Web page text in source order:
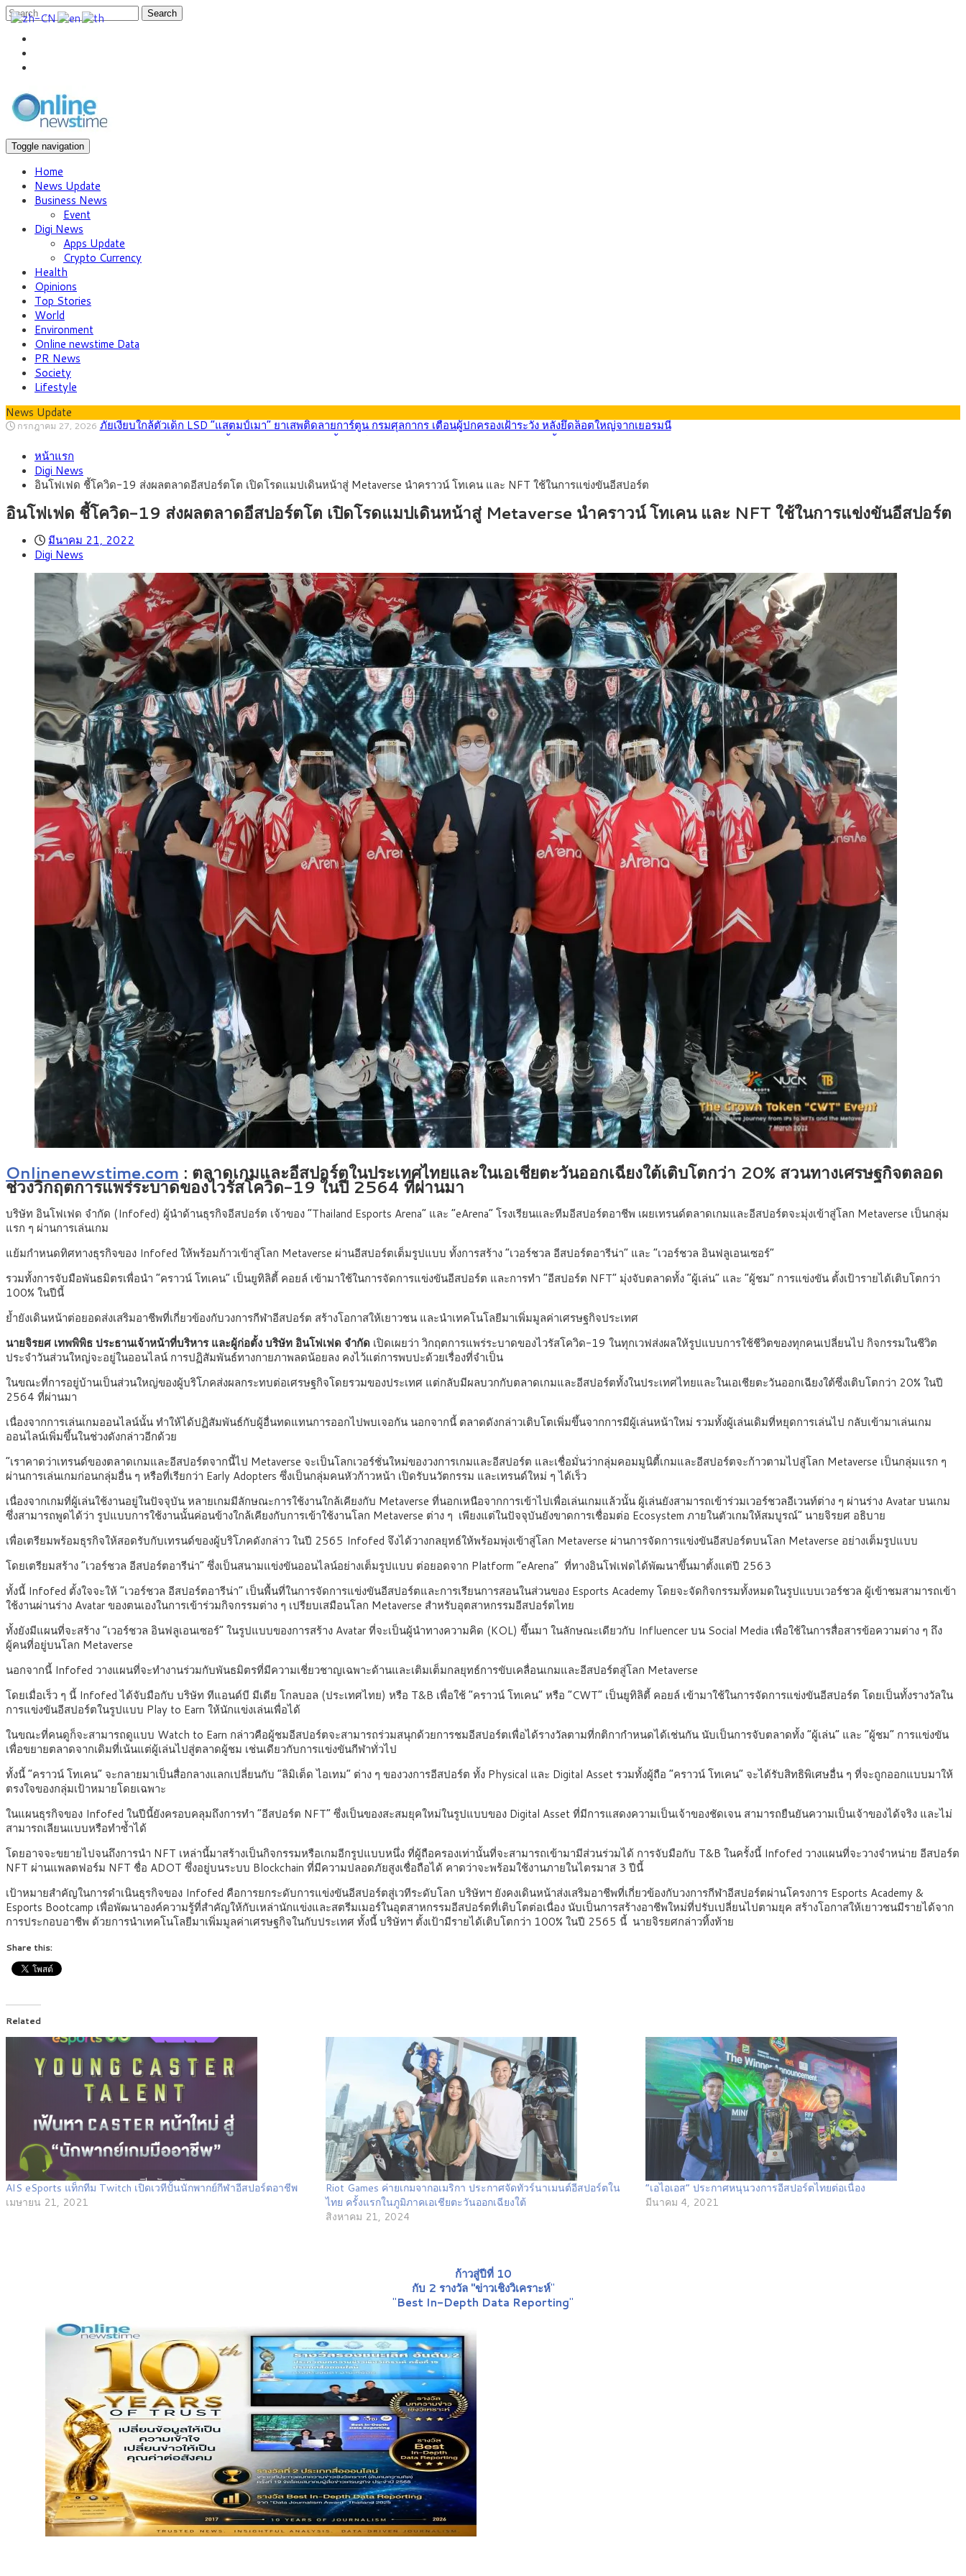
Search
Toggle navigation
Home
News Update
Business News
Event
Digi News
Apps Update
Crypto Currency
Health
Opinions
Top Stories
World
Environment
Online newstime Data
PR News
Society
Lifestyle
News Update
กรกฎาคม 27, 2026 กรุงศรี คาดเงินบาทสัปดาห์นี้ (27–31 ก.ค. 2569) ซื้อขายในกรอบ 33.40-34.00 มองเฟดคงดอกเบี้ย
สิงหาคม 4, 2026
สิงหาคม 3, 2026 กรุงศรี คาดเงินบาทสัปดาห์นี้ซื้อขายในกรอบ 33.00-33.60 ติดตามข้อมูลจ้างงานสหรัฐฯ
สิงหาคม 1, 2026 “เอกนิติ” เปิดเครื่องยนต์เศรษฐกิจใหม่ของไทย เดินหน้า 5 ยุทธศาสตร์ รื้อโครงสร้างเศรษฐกิจ ดันไทยโตเต็มศักยภาพ
กรกฎาคม 27, 2026 ภัยเงียบใกล้ตัวเด็ก LSD “แสตมป์เมา” ยาเสพติดลายการ์ตูน กรมศุลกากร เตือนผู้ปกครองเฝ้าระวัง หลังยึดล็อตใหญ่จากเยอรมนี
หน้าแรก
Digi News
อินโฟเฟด ชี้โควิด-19 ส่งผลตลาดอีสปอร์ตโต เปิดโรดแมปเดินหน้าสู่ Metaverse นำคราวน์ โทเคน และ NFT ใช้ในการแข่งขันอีสปอร์ต
อินโฟเฟด ชี้โควิด-19 ส่งผลตลาดอีสปอร์ตโต เปิดโรดแมปเดินหน้าสู่ Metaverse นำคราวน์ โทเคน และ NFT ใช้ในการแข่งขันอีสปอร์ต
มีนาคม 21, 2022
Digi News
Onlinenewstime.com : ตลาดเกมและอีสปอร์ตในประเทศไทยและในเอเชียตะวันออกเฉียงใต้เติบโตกว่า 20% สวนทางเศรษฐกิจตลอด
ช่วงวิกฤตการแพร่ระบาดของไวรัสโควิด-19 ในปี 2564 ที่ผ่านมา
บริษัท อินโฟเฟด จำกัด (Infofed) ผู้นำด้านธุรกิจอีสปอร์ต เจ้าของ “Thailand Esports Arena” และ “eArena” โรงเรียนและทีมอีสปอร์ตอาชีพ เผยเทรนด์ตลาดเกมและอีสปอร์ตจะมุ่งเข้าสู่โลก Metaverse เป็นกลุ่ม
แรก ๆ ผ่านการเล่นเกม
แย้มกำหนดทิศทางธุรกิจของ Infofed ให้พร้อมก้าวเข้าสู่โลก Metaverse ผ่านอีสปอร์ตเต็มรูปแบบ ทั้งการสร้าง “เวอร์ชวล อีสปอร์ตอารีน่า” และ “เวอร์ชวล อินฟลูเอนเซอร์”
รวมทั้งการจับมือพันธมิตรเพื่อนำ “คราวน์ โทเคน” เป็นยูทิลิตี้ คอยล์ เข้ามาใช้ในการจัดการแข่งขันอีสปอร์ต และการทำ “อีสปอร์ต NFT” มุ่งจับตลาดทั้ง “ผู้เล่น” และ “ผู้ชม” การแข่งขัน ตั้งเป้ารายได้เติบโตกว่า
100% ในปีนี้
ย้ำยังเดินหน้าต่อยอดส่งเสริมอาชีพที่เกี่ยวข้องกับวงการกีฬาอีสปอร์ต สร้างโอกาสให้เยาวชน และนำเทคโนโลยีมาเพิ่มมูลค่าเศรษฐกิจประเทศ
นายจิรยศ เทพพิพิธ ประธานเจ้าหน้าที่บริหาร และผู้ก่อตั้ง บริษัท อินโฟเฟด จำกัด เปิดเผยว่า วิกฤตการแพร่ระบาดของไวรัสโควิด-19 ในทุกเวฟส่งผลให้รูปแบบการใช้ชีวิตของทุกคนเปลี่ยนไป กิจกรรมในชีวิต
ประจำวันส่วนใหญ่จะอยู่ในออนไลน์ การปฏิสัมพันธ์ทางกายภาพลดน้อยลง คงไว้แต่การพบปะด้วยเรื่องที่จำเป็น
ในขณะที่การอยู่บ้านเป็นส่วนใหญ่ของผู้บริโภคส่งผลกระทบต่อเศรษฐกิจโดยรวมของประเทศ แต่กลับมีผลบวกกับตลาดเกมและอีสปอร์ตทั้งในประเทศไทยและในเอเชียตะวันออกเฉียงใต้ซึ่งเติบโตกว่า 20% ในปี
2564 ที่ผ่านมา
เนื่องจากการเล่นเกมออนไลน์นั้น ทำให้ได้ปฏิสัมพันธ์กับผู้อื่นทดแทนการออกไปพบเจอกัน นอกจากนี้ ตลาดดังกล่าวเติบโตเพิ่มขึ้นจากการมีผู้เล่นหน้าใหม่ รวมทั้งผู้เล่นเดิมที่หยุดการเล่นไป กลับเข้ามาเล่นเกม
ออนไลน์เพิ่มขึ้นในช่วงดังกล่าวอีกด้วย
“เราคาดว่าเทรนด์ของตลาดเกมและอีสปอร์ตจากนี้ไป Metaverse จะเป็นโลกเวอร์ชั่นใหม่ของวงการเกมและอีสปอร์ต และเชื่อมั่นว่ากลุ่มคอมมูนิตี้เกมและอีสปอร์ตจะก้าวตามไปสู่โลก Metaverse เป็นกลุ่มแรก ๆ
ผ่านการเล่นเกมก่อนกลุ่มอื่น ๆ หรือที่เรียกว่า Early Adopters ซึ่งเป็นกลุ่มคนหัวก้าวหน้า เปิดรับนวัตกรรม และเทรนด์ใหม่ ๆ ได้เร็ว
เนื่องจากเกมที่ผู้เล่นใช้งานอยู่ในปัจจุบัน หลายเกมมีลักษณะการใช้งานใกล้เคียงกับ Metaverse ที่นอกเหนือจากการเข้าไปเพื่อเล่นเกมแล้วนั้น ผู้เล่นยังสามารถเข้าร่วมเวอร์ชวลอีเวนท์ต่าง ๆ ผ่านร่าง Avatar บนเกม
ซึ่งสามารถพูดได้ว่า รูปแบบการใช้งานนั้นค่อนข้างใกล้เคียงกับการเข้าใช้งานโลก Metaverse ต่าง ๆ เพียงแต่ในปัจจุบันยังขาดการเชื่อมต่อ Ecosystem ภายในตัวเกมให้สมบูรณ์” นายจิรยศ อธิบาย
เพื่อเตรียมพร้อมธุรกิจให้สอดรับกับเทรนด์ของผู้บริโภคดังกล่าว ในปี 2565 Infofed จึงได้วางกลยุทธ์ให้พร้อมพุ่งเข้าสู่โลก Metaverse ผ่านการจัดการแข่งขันอีสปอร์ตบนโลก Metaverse อย่างเต็มรูปแบบ
โดยเตรียมสร้าง “เวอร์ชวล อีสปอร์ตอารีน่า” ซึ่งเป็นสนามแข่งขันออนไลน์อย่างเต็มรูปแบบ ต่อยอดจาก Platform “eArena” ที่ทางอินโฟเฟดได้พัฒนาขึ้นมาตั้งแต่ปี 2563
ทั้งนี้ Infofed ตั้งใจจะให้ “เวอร์ชวล อีสปอร์ตอารีน่า” เป็นพื้นที่ในการจัดการแข่งขันอีสปอร์ตและการเรียนการสอนในส่วนของ Esports Academy โดยจะจัดกิจกรรมทั้งหมดในรูปแบบเวอร์ชวล ผู้เข้าชมสามารถเข้า
ใช้งานผ่านร่าง Avatar ของตนเองในการเข้าร่วมกิจกรรมต่าง ๆ เปรียบเสมือนโลก Metaverse สำหรับอุตสาหกรรมอีสปอร์ตไทย
ทั้งยังมีแผนที่จะสร้าง “เวอร์ชวล อินฟลูเอนเซอร์” ในรูปแบบของการสร้าง Avatar ที่จะเป็นผู้นำทางความคิด (KOL) ขึ้นมา ในลักษณะเดียวกับ Influencer บน Social Media เพื่อใช้ในการสื่อสารข้อความต่าง ๆ ถึง
ผู้คนที่อยู่บนโลก Metaverse
นอกจากนี้ Infofed วางแผนที่จะทำงานร่วมกับพันธมิตรที่มีความเชี่ยวชาญเฉพาะด้านและเติมเต็มกลยุทธ์การขับเคลื่อนเกมและอีสปอร์ตสู่โลก Metaverse
โดยเมื่อเร็ว ๆ นี้ Infofed ได้จับมือกับ บริษัท ทีแอนด์บี มีเดีย โกลบอล (ประเทศไทย) หรือ T&B เพื่อใช้ “คราวน์ โทเคน” หรือ “CWT” เป็นยูทิลิตี้ คอยล์ เข้ามาใช้ในการจัดการแข่งขันอีสปอร์ต โดยเป็นทั้งรางวัลใน
การแข่งขันอีสปอร์ตในรูปแบบ Play to Earn ให้นักแข่งเล่นเพื่อได้
ในขณะที่คนดูก็จะสามารถดูแบบ Watch to Earn กล่าวคือผู้ชมอีสปอร์ตจะสามารถร่วมสนุกด้วยการชมอีสปอร์ตเพื่อได้รางวัลตามที่กติกากำหนดได้เช่นกัน นับเป็นการจับตลาดทั้ง “ผู้เล่น” และ “ผู้ชม” การแข่งขัน
เพื่อขยายตลาดจากเดิมที่เน้นแต่ผู้เล่นไปสู่ตลาดผู้ชม เช่นเดียวกับการแข่งขันกีฬาทั่วไป
ทั้งนี้ “คราวน์ โทเคน” จะกลายมาเป็นสื่อกลางแลกเปลี่ยนกับ “ลิมิเต็ด ไอเทม” ต่าง ๆ ของวงการอีสปอร์ต ทั้ง Physical และ Digital Asset รวมทั้งผู้ถือ “คราวน์ โทเคน” จะได้รับสิทธิพิเศษอื่น ๆ ที่จะถูกออกแบบมาให้
ตรงใจของกลุ่มเป้าหมายโดยเฉพาะ
ในแผนธุรกิจของ Infofed ในปีนี้ยังครอบคลุมถึงการทำ “อีสปอร์ต NFT” ซึ่งเป็นของสะสมยุคใหม่ในรูปแบบของ Digital Asset ที่มีการแสดงความเป็นเจ้าของชัดเจน สามารถยืนยันความเป็นเจ้าของได้จริง และไม่
สามารถเลียนแบบหรือทำซ้ำได้
โดยอาจจะขยายไปจนถึงการนำ NFT เหล่านี้มาสร้างเป็นกิจกรรมหรือเกมอีกรูปแบบหนึ่ง ที่ผู้ถือครองเท่านั้นที่จะสามารถเข้ามามีส่วนร่วมได้ การจับมือกับ T&B ในครั้งนี้ Infofed วางแผนที่จะวางจำหน่าย อีสปอร์ต
NFT ผ่านแพลตฟอร์ม NFT ชื่อ ADOT ซึ่งอยู่บนระบบ Blockchain ที่มีความปลอดภัยสูงเชื่อถือได้ คาดว่าจะพร้อมใช้งานภายในไตรมาส 3 ปีนี้
เป้าหมายสำคัญในการดำเนินธุรกิจของ Infofed คือการยกระดับการแข่งขันอีสปอร์ตสู่เวทีระดับโลก บริษัทฯ ยังคงเดินหน้าส่งเสริมอาชีพที่เกี่ยวข้องกับวงการกีฬาอีสปอร์ตผ่านโครงการ Esports Academy &
Esports Bootcamp เพื่อพัฒนาองค์ความรู้ที่สำคัญให้กับเหล่านักแข่งและสตรีมเมอร์ในอุตสาหกรรมอีสปอร์ตที่เติบโตต่อเนื่อง นับเป็นการสร้างอาชีพใหม่ที่ปรับเปลี่ยนไปตามยุค สร้างโอกาสให้เยาวชนมีรายได้จาก
การประกอบอาชีพ ด้วยการนำเทคโนโลยีมาเพิ่มมูลค่าเศรษฐกิจในกับประเทศ ทั้งนี้ บริษัทฯ ตั้งเป้ามีรายได้เติบโตกว่า 100% ในปี 2565 นี้ นายจิรยศกล่าวทิ้งท้าย
Share this:
Related
AIS eSports แท็กทีม Twitch เปิดเวทีปั้นนักพากย์กีฬาอีสปอร์ตอาชีพ
เมษายน 21, 2021
Riot Games ค่ายเกมจากอเมริกา ประกาศจัดทัวร์นาเมนต์อีสปอร์ตใน
ไทย ครั้งแรกในภูมิภาคเอเชียตะวันออกเฉียงใต้
สิงหาคม 21, 2024
“เอไอเอส” ประกาศหนุนวงการอีสปอร์ตไทยต่อเนื่อง
มีนาคม 4, 2021
ก้าวสู่ปีที่ 10
กับ 2 รางวัล "ข่าวเชิงวิเคราะห์"
"Best In-Depth Data Reporting"